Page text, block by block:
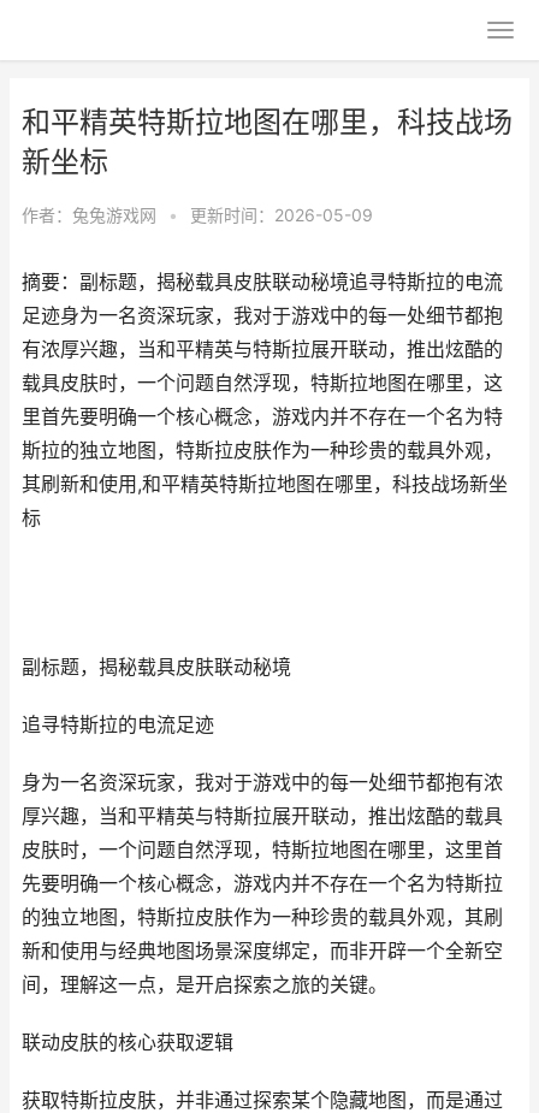
和平精英特斯拉地图在哪里，科技战场
新坐标
作者： 兔兔游戏网 • 更新时间：2026-05-09
摘要：副标题，揭秘载具皮肤联动秘境追寻特斯拉的电流
足迹身为一名资深玩家，我对于游戏中的每一处细节都抱
有浓厚兴趣，当和平精英与特斯拉展开联动，推出炫酷的
载具皮肤时，一个问题自然浮现，特斯拉地图在哪里，这
里首先要明确一个核心概念，游戏内并不存在一个名为特
斯拉的独立地图，特斯拉皮肤作为一种珍贵的载具外观，
其刷新和使用,和平精英特斯拉地图在哪里，科技战场新坐
标
副标题，揭秘载具皮肤联动秘境
追寻特斯拉的电流足迹
身为一名资深玩家，我对于游戏中的每一处细节都抱有浓
厚兴趣，当和平精英与特斯拉展开联动，推出炫酷的载具
皮肤时，一个问题自然浮现，特斯拉地图在哪里，这里首
先要明确一个核心概念，游戏内并不存在一个名为特斯拉
的独立地图，特斯拉皮肤作为一种珍贵的载具外观，其刷
新和使用与经典地图场景深度绑定，而非开辟一个全新空
间，理解这一点，是开启探索之旅的关键。
联动皮肤的核心获取逻辑
获取特斯拉皮肤，并非通过探索某个隐藏地图，而是通过